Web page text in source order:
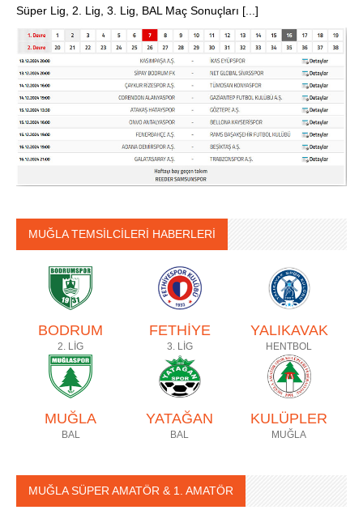
Süper Lig, 2. Lig, 3. Lig, BAL Maç Sonuçları [...]
MUĞLA TEMSİLCİLERİ HABERLERİ
BODRUM
2. LİG
FETHİYE
3. LİG
YALIKAVAK
HENTBOL
MUĞLA
BAL
YATAĞAN
BAL
KULÜPLER
MUĞLA
MUĞLA SÜPER AMATÖR & 1. AMATÖR